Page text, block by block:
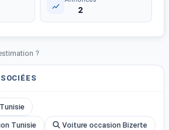
2
?
Tunisie Voiture occasion Bizerte